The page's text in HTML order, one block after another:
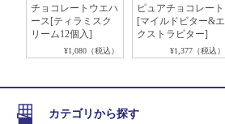
チョコレートウエハ
ース[ティラミスク
リーム12個入]
¥1,080（税込）
ピュアチョコレート
[マイルドビター&エ
クストラビター]
¥1,377（税込）
カテゴリから探す